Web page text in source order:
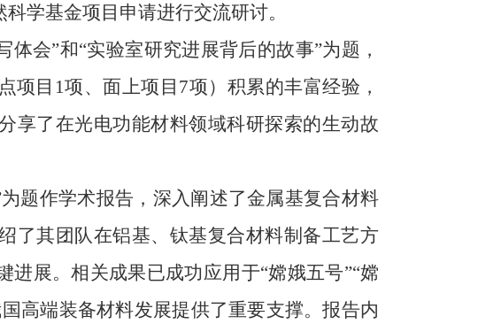
学基金项目申请进行交流研讨。
会”和“实验室研究进展背后的故事”为题，
目1项、面上项目7项）积累的丰富经验，
享了在光电功能材料领域科研探索的生动故
题作学术报告，深入阐述了金属基复合材料
了其团队在铝基、钛基复合材料制备工艺方
展。相关成果已成功应用于“嫦娥五号”“嫦
高端装备材料发展提供了重要支撑。报告内